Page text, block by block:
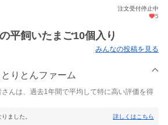
注文受付停止中
5
平飼いたまご10個入り
みんなの投稿を見る
りとんファーム
んは、過去1年間で平均して特に高い評価を得
ました。 詳しくはこちら